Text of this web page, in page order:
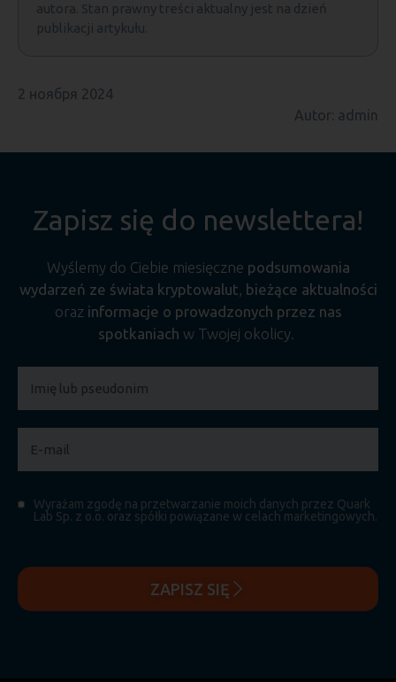
autora. Stan prawny treści aktualny jest na dzień
publikacji artykułu.
2 ноября 2024
Autor: admin
Zapisz się do newslettera!
Wyślemy do Ciebie miesięczne podsumowania
wydarzeń ze świata kryptowalut, bieżące aktualności
oraz informacje o prowadzonych przez nas
spotkaniach w Twojej okolicy.
Wyrażam zgodę na przetwarzanie moich danych przez Quark
Lab Sp. z o.o. oraz spółki powiązane w celach marketingowych.
ZAPISZ SIĘ